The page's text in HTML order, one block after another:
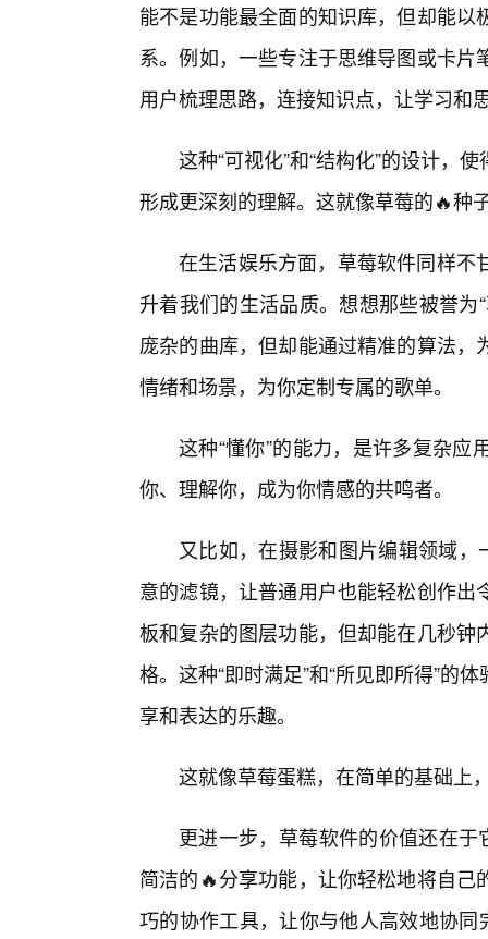
能不是功能最全面的知识库，但却能
系。例如，一些专注于思维导图或卡
用户梳理思路，连接知识点，让学习和
这种“可视化”和“结构化”的设计，
形成更深刻的理解。这就像草莓的🔥种
在生活娱乐方面，草莓软件同样不
升着我们的生活品质。想想那些被誉
庞杂的曲库，但却能通过精准的算法
情绪和场景，为你定制专属的歌单。
这种“懂你”的能力，是许多复杂
你、理解你，成为你情感的共鸣者。
又比如，在摄影和图片编辑领域，
意的滤镜，让普通用户也能轻松创作
板和复杂的图层功能，但却能在几秒
格。这种“即时满足”和“所见即所得”的
享和表达的乐趣。
这就像草莓蛋糕，在简单的基础上
更进一步，草莓软件的价值还在于
简洁的🔥分享功能，让你轻松地将自
巧的协作工具，让你与他人高效地协